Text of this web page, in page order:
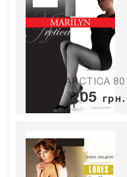
ARCTICA 80
205 грн.